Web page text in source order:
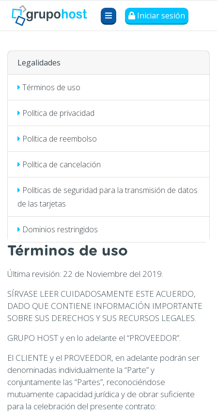
Iniciar sesión
Legalidades
Términos de uso
Política de privacidad
Política de reembolso
Política de cancelación
Políticas de seguridad para la transmisión de datos
de las tarjetas
Dominios restringidos
Términos de uso
Última revisión: 22 de Noviembre del 2019.
SÍRVASE LEER CUIDADOSAMENTE ESTE ACUERDO,
DADO QUE CONTIENE INFORMACIÓN IMPORTANTE
SOBRE SUS DERECHOS Y SUS RECURSOS LEGALES.
GRUPO HOST y en lo adelante el “PROVEEDOR”.
El CLIENTE y el PROVEEDOR, en adelante podrán ser
denominadas individualmente la “Parte” y
conjuntamente las “Partes”, reconociéndose
mutuamente capacidad jurídica y de obrar suficiente
para la celebración del presente contrato: